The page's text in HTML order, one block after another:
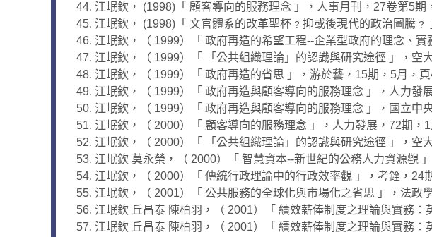
江岷欽， (1998)「 顧客導向的服務理念 」，人事月刊，27卷第5期
江岷欽， (1998)「 文官體系的改革聖杯﹖抑或後現代的政治圖騰﹖
江岷欽，（ 1999）「 政府再造的希望工程--企業型政府的理念、
江岷欽，（ 1999）「 「公共組織理論」的認識與研究途徑 」，空
江岷欽，（ 1999）「 政府再造的省思 」，游於藝，15期，5月，頁
江岷欽，（ 1999）「 政府再造與顧客導向的服務理念 」，人力發
江岷欽，（ 1999）「 政府再造與顧客導向的服務理念 」，國立中
江岷欽，（ 2000）「 顧客導向的服務理念 」，人力發展，72期，1
江岷欽，（ 2000）「 「公共組織理論」的認識與研究途徑 」，空
江岷欽 莫永榮，（ 2000）「 智慧資本--新世紀的公務人力資源觀
江岷欽，（ 2000）「 傳統行政理論中的行政效率觀 」，考銓，24
江岷欽，（ 2001）「 公共服務的全球化與市場化之省思 」，法政
江岷欽 丘昌泰 陳柏羽，（ 2001）「 績效薪俸制度之理論與實務
江岷欽 丘昌泰 陳柏羽，（ 2001）「 績效薪俸制度之理論與實務